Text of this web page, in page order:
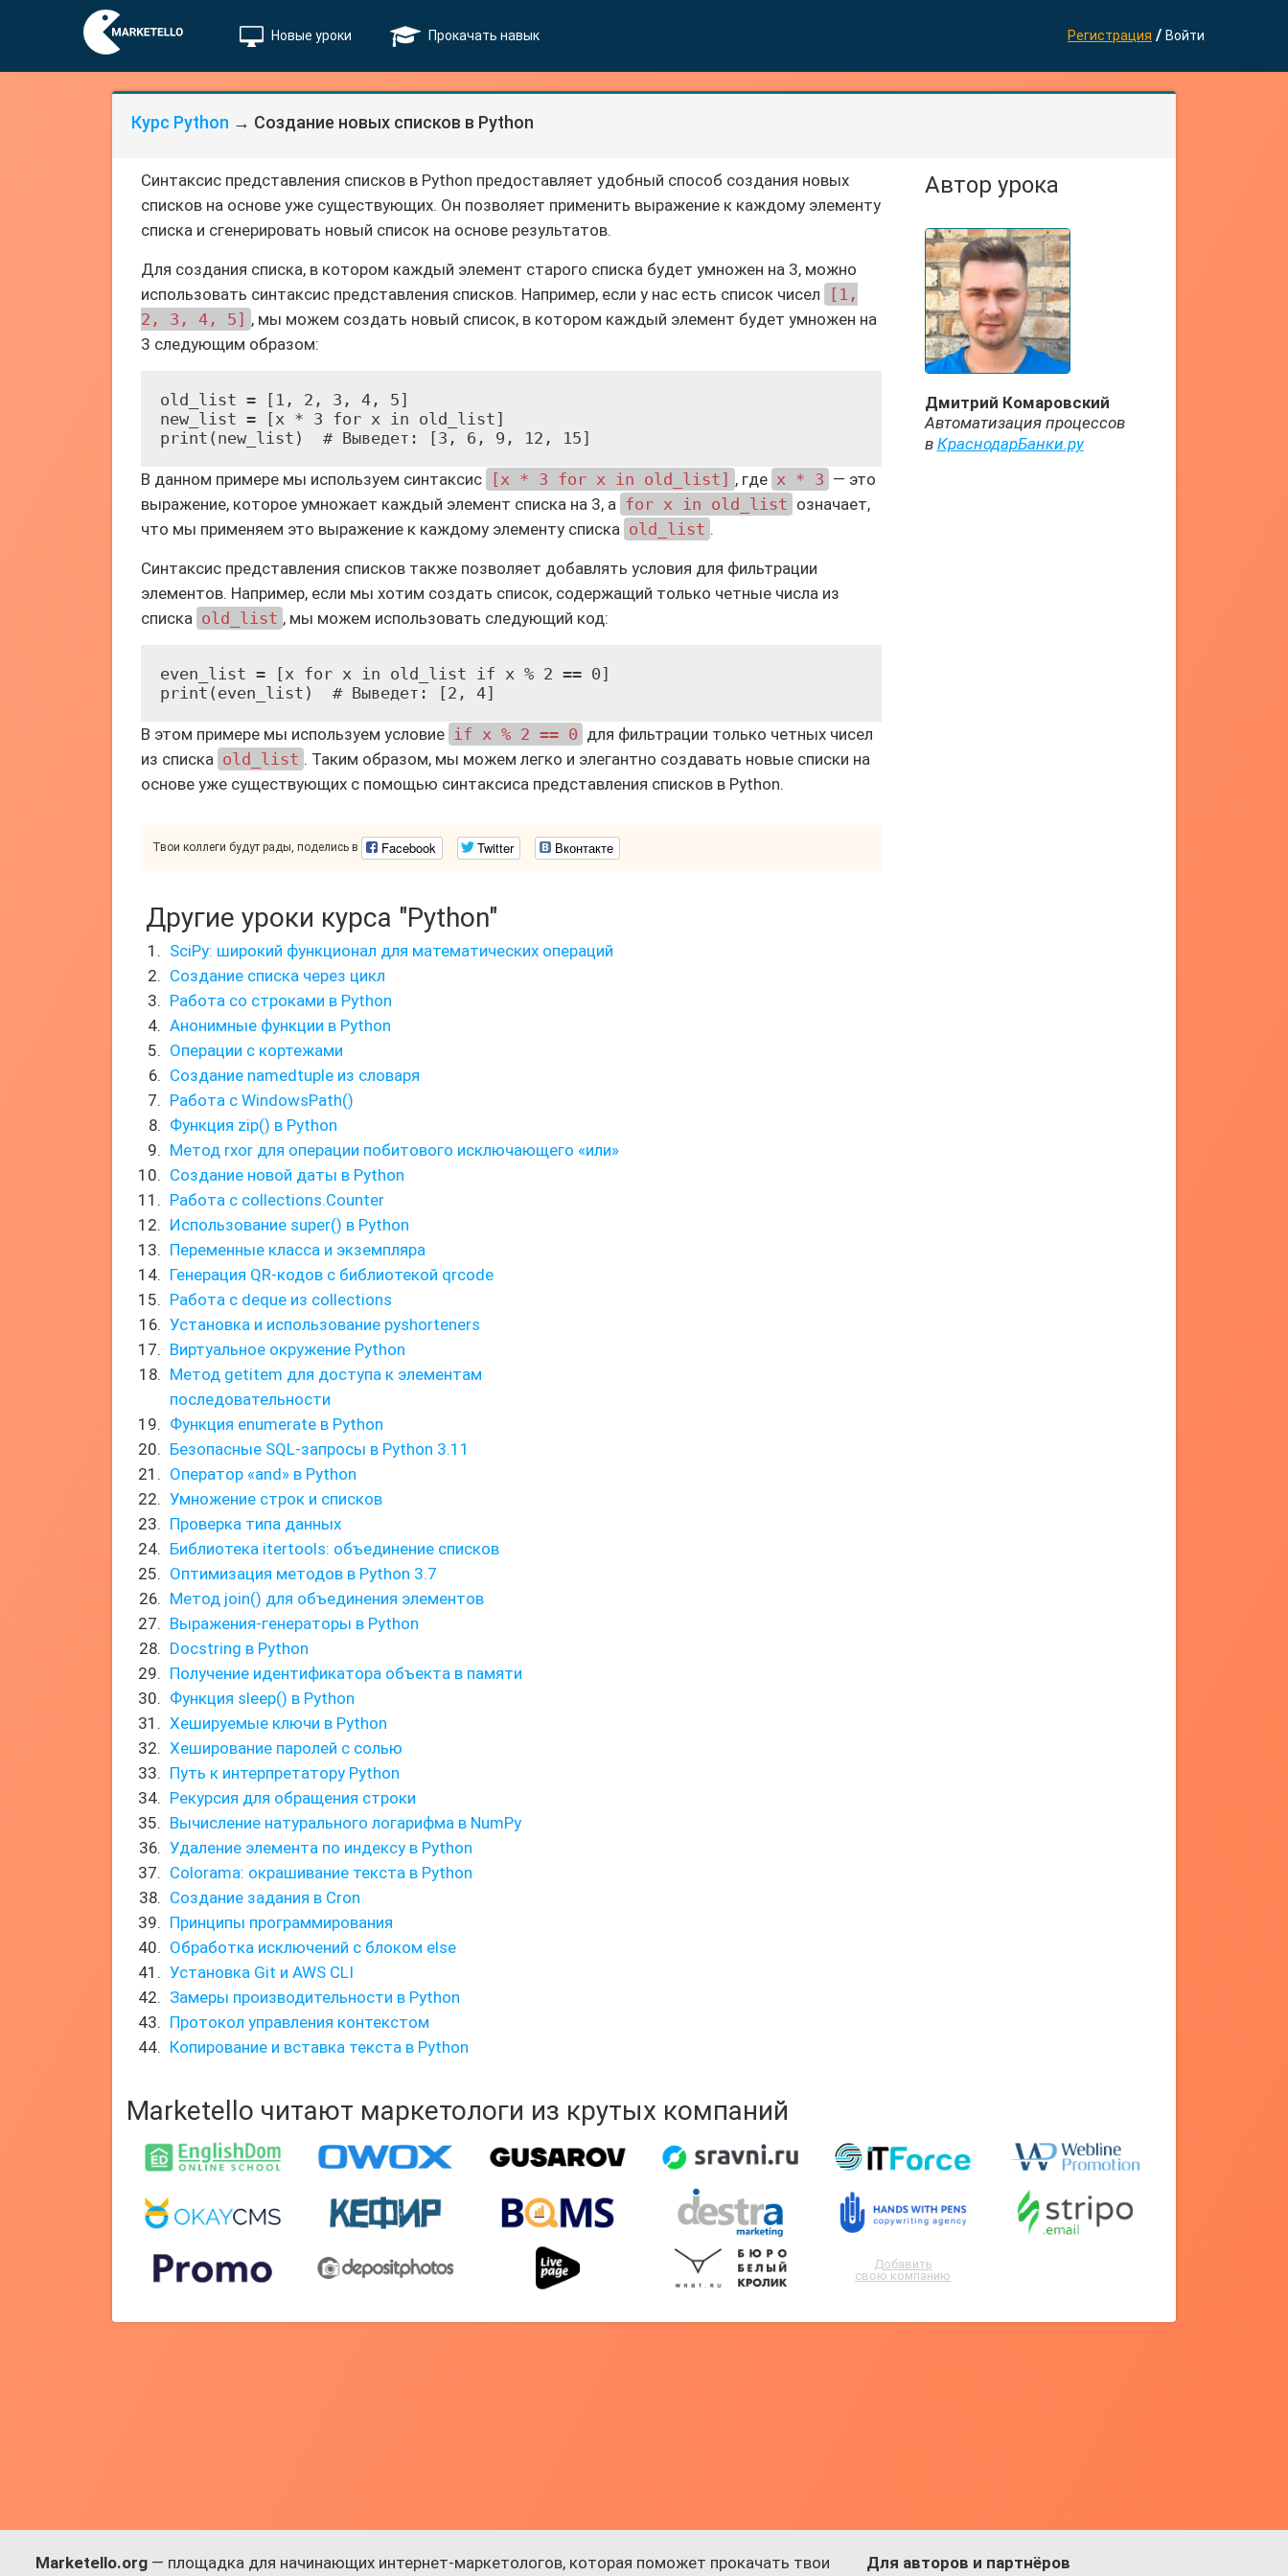
Новые уроки Прокачать навык Регистрация / Войти
Курс Python → Создание новых списков в Python
Синтаксис представления списков в Python предоставляет удобный способ создания новых
списков на основе уже существующих. Он позволяет применить выражение к каждому элементу
списка и сгенерировать новый список на основе результатов.
Для создания списка, в котором каждый элемент старого списка будет умножен на 3, можно
использовать синтаксис представления списков. Например, если у нас есть список чисел
[1,
2, 3, 4, 5] , мы можем создать новый список, в котором каждый элемент будет умножен на
3 следующим образом:
old_list = [1, 2, 3, 4, 5]
new_list = [x * 3 for x in old_list]
В данном примере мы используем синтаксис [x * 3 for x in old_list] , где x * 3 — это
выражение, которое умножает каждый элемент списка на 3, а for x in old_list означает,
что мы применяем это выражение к каждому элементу списка old_list .
Синтаксис представления списков также позволяет добавлять условия для фильтрации
элементов. Например, если мы хотим создать список, содержащий только четные числа из
списка old_list , мы можем использовать следующий код:
even_list = [x for x in old_list if x % 2 == 0]
В этом примере мы используем условие if x % 2 == 0 для фильтрации только четных чисел
из списка old_list . Таким образом, мы можем легко и элегантно создавать новые списки на
основе уже существующих с помощью синтаксиса представления списков в Python.
Твои коллеги будут рады, поделись в Facebook Twitter Вконтакте
Автор урока
Дмитрий Комаровский
Автоматизация процессов
в КраснодарБанки.ру
Другие уроки курса "Python"
SciPy: широкий функционал для математических операций
Создание списка через цикл
Работа со строками в Python
Анонимные функции в Python
Операции с кортежами
Создание namedtuple из словаря
Работа с WindowsPath()
Функция zip() в Python
Метод rxor для операции побитового исключающего «или»
Создание новой даты в Python
Работа с collections.Counter
Использование super() в Python
Переменные класса и экземпляра
Генерация QR-кодов с библиотекой qrcode
Работа с deque из collections
Установка и использование pyshorteners
Виртуальное окружение Python
Метод getitem для доступа к элементам
последовательности
Функция enumerate в Python
Безопасные SQL-запросы в Python 3.11
Оператор «and» в Python
Умножение строк и списков
Проверка типа данных
Библиотека itertools: объединение списков
Оптимизация методов в Python 3.7
Метод join() для объединения элементов
Выражения-генераторы в Python
Docstring в Python
Получение идентификатора объекта в памяти
Функция sleep() в Python
Хешируемые ключи в Python
Хеширование паролей с солью
Путь к интерпретатору Python
Рекурсия для обращения строки
Вычисление натурального логарифма в NumPy
Удаление элемента по индексу в Python
Colorama: окрашивание текста в Python
Создание задания в Cron
Принципы программирования
Обработка исключений с блоком else
Установка Git и AWS CLI
Замеры производительности в Python
Протокол управления контекстом
Копирование и вставка текста в Python
Marketello читают маркетологи из крутых компаний
Добавить
свою компанию
Marketello.org — площадка для начинающих интернет-маркетологов, которая поможет прокачать твои Для авторов и партнёров